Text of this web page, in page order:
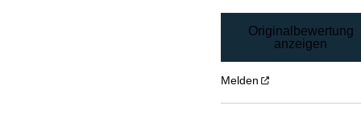
Originalbewertung
anzeigen
Melden